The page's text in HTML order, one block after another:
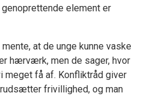
element er
at de unge kunne vaske
hærværk, men de sager, hvor
meget få af. Konfliktråd giver
frivillighed, og man